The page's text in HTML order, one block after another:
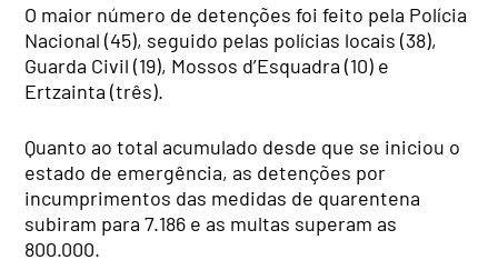
O maior número de detenções foi feito pela Polícia
Nacional (45), seguido pelas polícias locais (38),
Guarda Civil (19), Mossos d’Esquadra (10) e
Ertzainta (três).
Quanto ao total acumulado desde que se iniciou o
estado de emergência, as detenções por
incumprimentos das medidas de quarentena
subiram para 7.186 e as multas superam as
800.000.